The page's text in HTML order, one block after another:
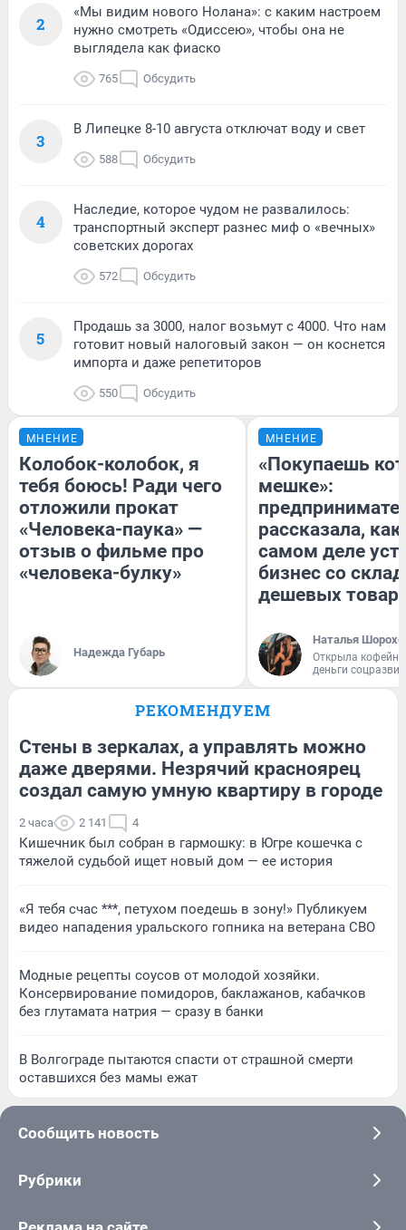
2
«Мы видим нового Нолана»: с каким настроем
нужно смотреть «Одиссею», чтобы она не
выглядела как фиаско
765 Обсудить
3
В Липецке 8-10 августа отключат воду и свет
588 Обсудить
4
Наследие, которое чудом не развалилось:
транспортный эксперт разнес миф о «вечных»
советских дорогах
572 Обсудить
5
Продашь за 3000, налог возьмут с 4000. Что нам
готовит новый налоговый закон — он коснется
импорта и даже репетиторов
550 Обсудить
МНЕНИЕ
Колобок-колобок, я
тебя боюсь! Ради чего
отложили прокат
«Человека-паука» —
отзыв о фильме про
«человека-булку»
Надежда Губарь
МНЕНИЕ
«Покупаешь
мешке»:
рассказала, как
самом деле
бизнес со
дешевых
Наталья
Открыла
деньги
РЕКОМЕНДУЕМ
Стены в зеркалах, а управлять можно
даже дверями. Незрячий красноярец
создал самую умную квартиру в городе
2 часа 2 141 4
Кишечник был собран в гармошку: в Югре кошечка с
тяжелой судьбой ищет новый дом — ее история
«Я тебя счас ***, петухом поедешь в зону!» Публикуем
видео нападения уральского гопника на ветерана СВО
Модные рецепты соусов от молодой хозяйки.
Консервирование помидоров, баклажанов, кабачков
без глутамата натрия — сразу в банки
В Волгограде пытаются спасти от страшной смерти
оставшихся без мамы ежат
Сообщить новость
Рубрики